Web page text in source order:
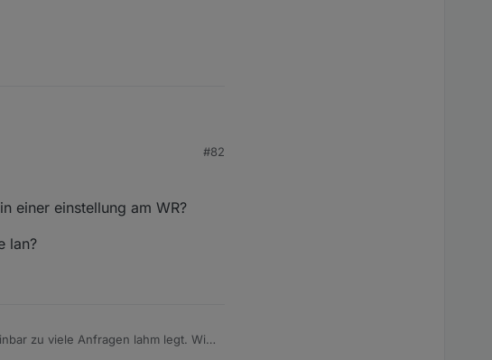
Wobei diese auch nicht immer
ich gerade über der GoodWe.js des#82
einer einstellung am WR?
lan?
zu viele Anfragen lahm legt. Wie